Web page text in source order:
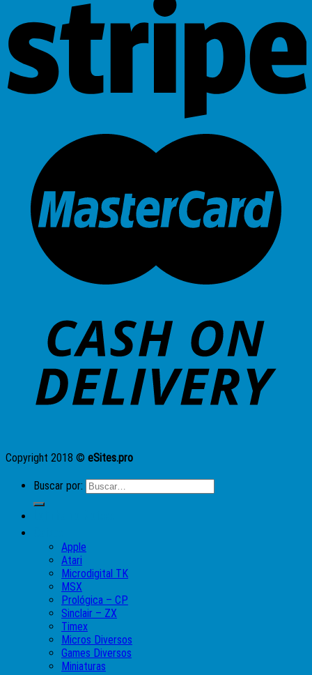
Copyright 2018 © eSites.pro
Buscar por:
Apple
Atari
Microdigital TK
MSX
Prológica – CP
Sinclair – ZX
Timex
Micros Diversos
Games Diversos
Miniaturas